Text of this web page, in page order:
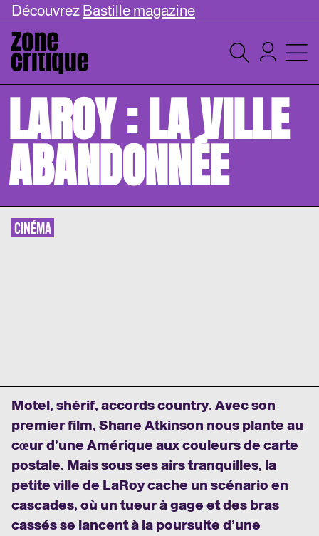
Découvrez Bastille magazine
LAROY : LA VILLE
ABANDONNÉE
CINÉMA
Motel, shérif, accords country. Avec son
premier film, Shane Atkinson nous plante au
cœur d’une Amérique aux couleurs de carte
postale. Mais sous ses airs tranquilles, la
petite ville de LaRoy cache un scénario en
cascades, où un tueur à gage et des bras
cassés se lancent à la poursuite d’une